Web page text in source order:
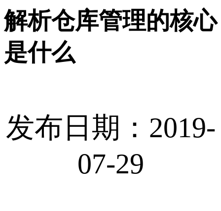
解析仓库管理的核心
是什么
发布日期：2019-
07-29